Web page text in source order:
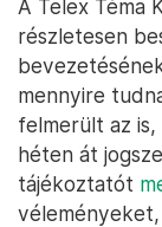
A Telex Téma
részletesen
mennyire
felmerült az
héten át
tájékoztatót